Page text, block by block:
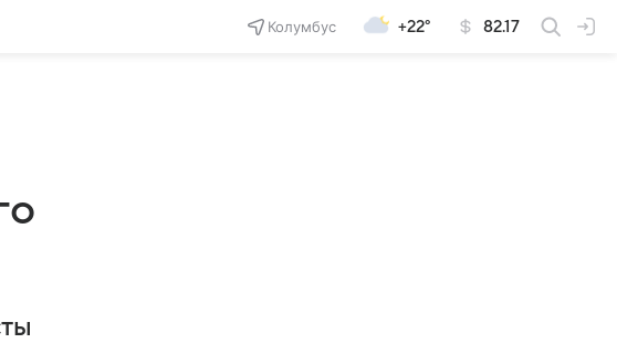
Колумбус +22° 82.17